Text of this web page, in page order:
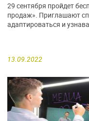
13.09.2022
29 сентября пройдет
продаж». Приглашают
адаптироваться и